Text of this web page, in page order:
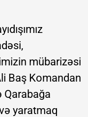
mübarizəsi
Baş Komandan
Qarabağa
yaratmaq